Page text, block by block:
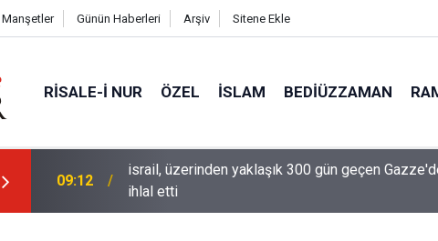
Manşetler Günün Haberleri Arşiv Sitene Ekle
RISALE-I NUR ÖZEL İSLAM BEDIÜZZAMAN
09:12
israil, üzerinden yaklaşık 300 gün geçen
ihlal etti